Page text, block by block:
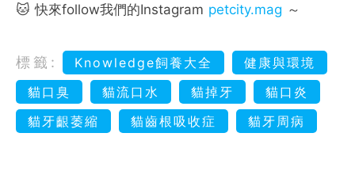
🐱 快來follow我們的Instagram petcity.mag ～
標籤: Knowledge飼養大全
健康與環境
貓口臭
貓流口水 貓掉牙
貓口炎
貓牙齦萎縮
貓齒根吸收症 貓牙周病